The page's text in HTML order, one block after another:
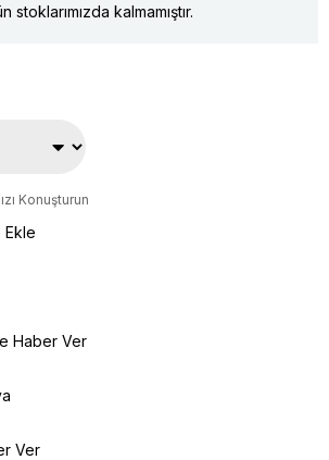
stoklarımızda kalmamıştır.
Konuşturun
Ekle
Haber Ver
Ver